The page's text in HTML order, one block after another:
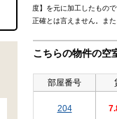
度】を元に加工したもの
正確とは言えません。ま
こちらの物件の空
部屋番号
204